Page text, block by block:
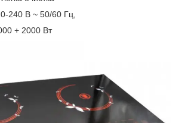
240 В ~ 50/60 Гц,
+ 2000 Вт